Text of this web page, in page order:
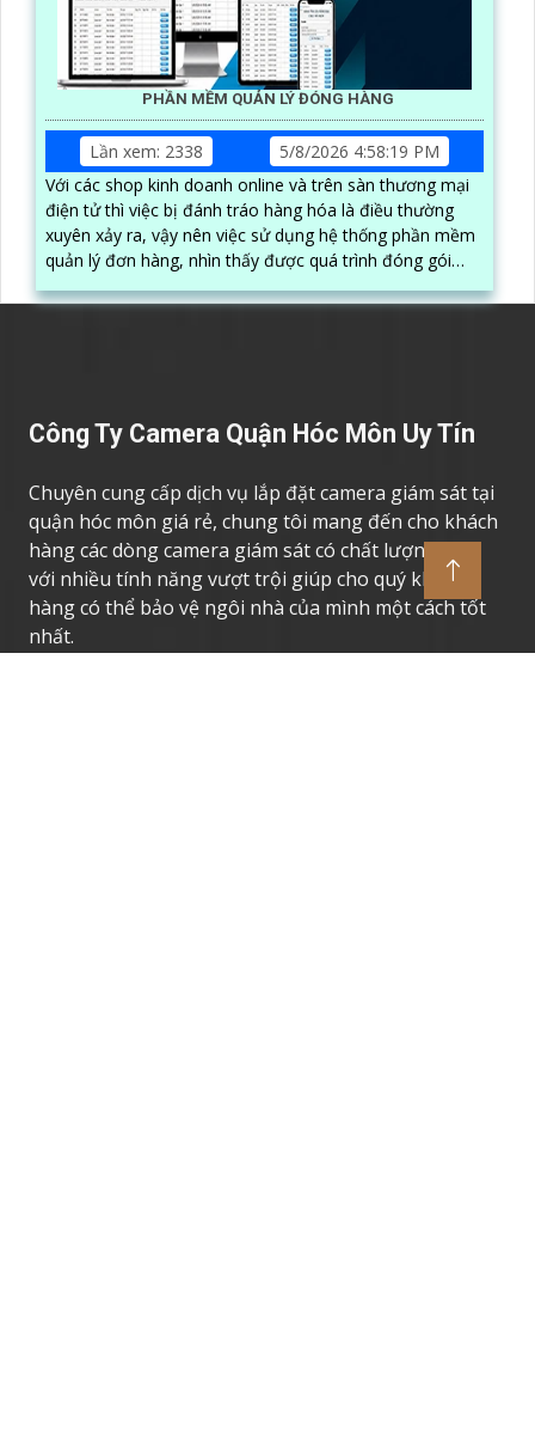
PHẦN MỀM QUẢN LÝ ĐÓNG HÀNG
Lần xem: 2338
5/8/2026 4:58:19 PM
Với các shop kinh doanh online và trên sàn thương mại
điện tử thì việc bị đánh tráo hàng hóa là điều thường
xuyên xảy ra, vậy nên việc sử dụng hệ thống phần mềm
quản lý đơn hàng, nhìn thấy được quá trình đóng gói
được ghi lại một cách dễ dàng
Công Ty Camera Quận Hóc Môn Uy Tín
Chuyên cung cấp dịch vụ lắp đặt camera giám sát tại
quận hóc môn giá rẻ, chung tôi mang đến cho khách
hàng các dòng camera giám sát có chất lượng cao,
với nhiều tính năng vượt trội giúp cho quý khách
hàng có thể bảo vệ ngôi nhà của mình một cách tốt
nhất.